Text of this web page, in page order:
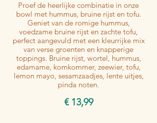
Proef de heerlijke combinatie in onze
bowl met hummus, bruine rijst en tofu.
Geniet van de romige hummus,
voedzame bruine rijst en zachte tofu,
perfect aangevuld met een kleurrijke mix
van verse groenten en knapperige
toppings. Bruine rijst, wortel, hummus,
edamame, komkommer, zeewier, tofu,
lemon mayo, sesamzaadjes, lente uitjes,
pinda noten.
€ 13,99